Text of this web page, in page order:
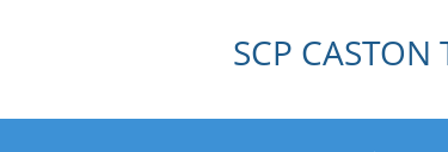
SCP CASTON